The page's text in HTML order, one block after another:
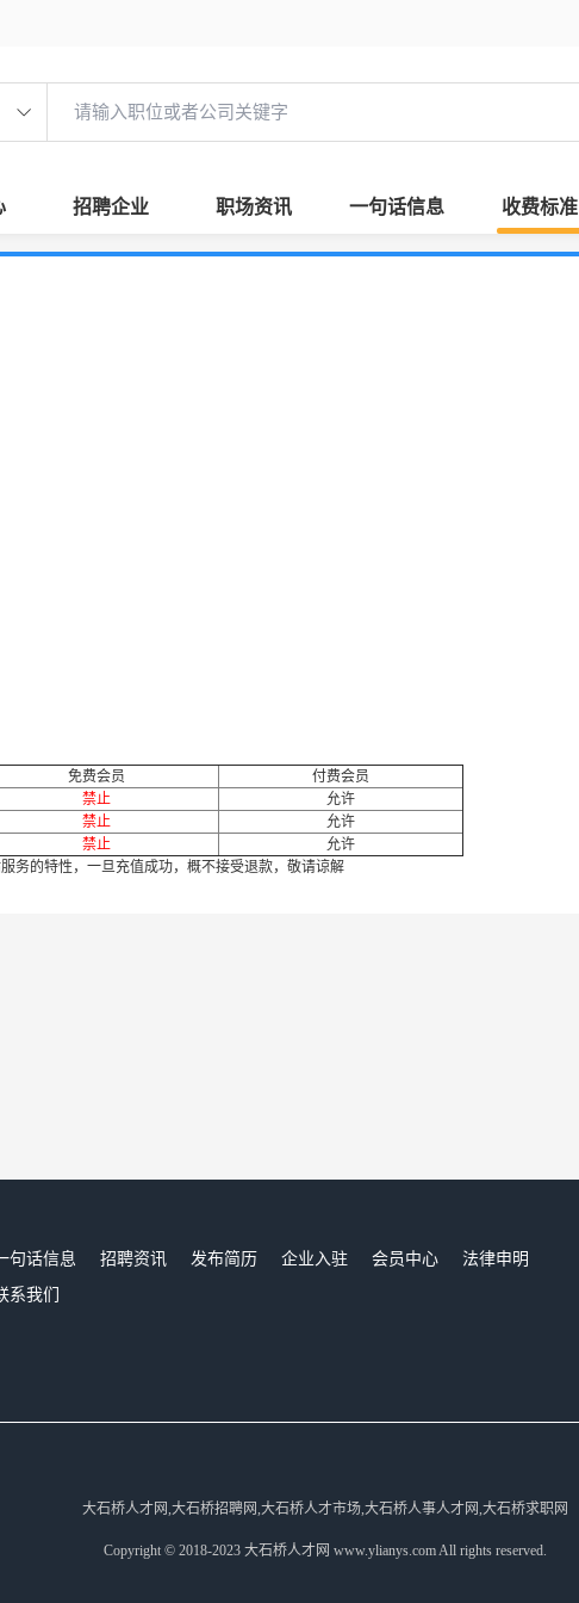
招聘企业 职场资讯 一句话信息 收费标准
免费会员
付费会员
禁止
允许
禁止
允许
禁止
允许
务的特性，一旦充值成功，概不接受退款，敬请谅解
句话信息 招聘资讯 发布简历 企业入驻 会员中心
法律申明
系我们
大石桥人才网,大石桥招聘网,大石桥人才市场,大石桥人事人才网,大石桥求职网
Copyright © 2018-2023 大石桥人才网 www.ylianys.com All rights reserved.